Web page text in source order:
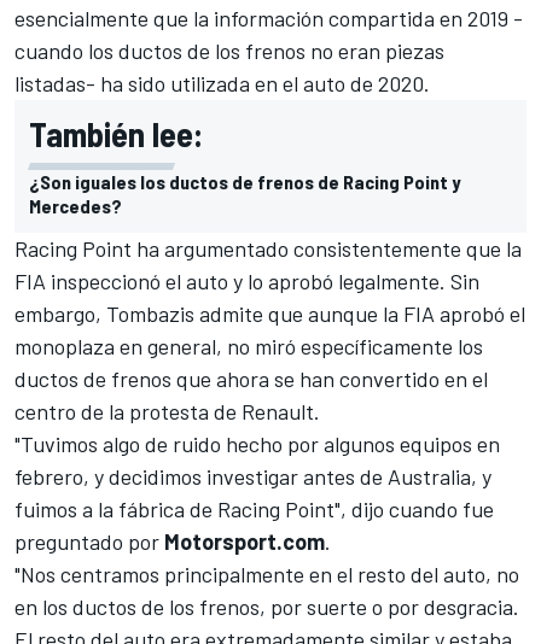
esencialmente que la información compartida en 2019 -
cuando los ductos de los frenos no eran piezas
listadas- ha sido utilizada en el auto de 2020.
También lee:
¿Son iguales los ductos de frenos de Racing Point y
Mercedes?
Racing Point ha argumentado consistentemente que la
FIA inspeccionó el auto y lo aprobó legalmente. Sin
embargo, Tombazis admite que aunque la FIA aprobó el
monoplaza en general, no miró específicamente los
ductos de frenos que ahora se han convertido en el
centro de la protesta de Renault.
"Tuvimos algo de ruido hecho por algunos equipos en
febrero, y decidimos investigar antes de Australia, y
fuimos a la fábrica de Racing Point", dijo cuando fue
preguntado por Motorsport.com.
"Nos centramos principalmente en el resto del auto, no
en los ductos de los frenos, por suerte o por desgracia.